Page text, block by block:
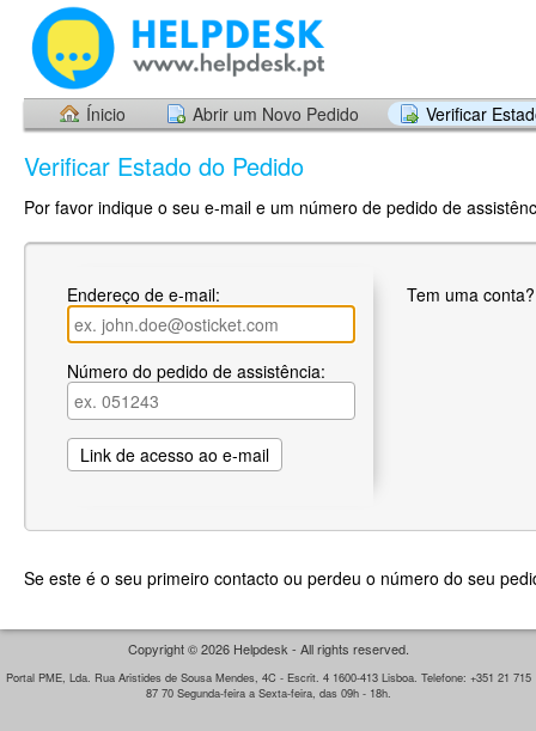
Ínicio Abrir um Novo Pedido Verificar
Verificar Estado do Pedido
Por favor indique o seu e-mail e um número de pedido de
Endereço de e-mail:
Número do pedido de assistência:
Tem uma
Se este é o seu primeiro contacto ou perdeu o número do seu
Copyright © 2026 Helpdesk - All rights reserved.
Portal PME, Lda. Rua Aristides de Sousa Mendes, 4C - Escrit. 4 1600-413 Lisboa. Telefone: +351 21 715
87 70 Segunda-feira a Sexta-feira, das 09h - 18h.